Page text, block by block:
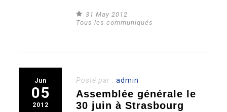
31 May 2012
Tous les communiqués
Jun
05
2012
Posté par :admin
Assemblée générale le
30 juin à Strasbourg